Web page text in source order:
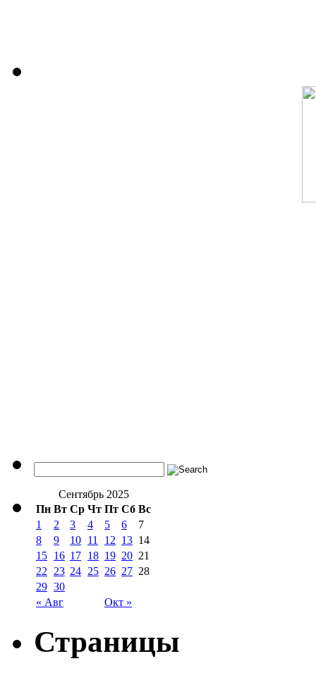
Сентябрь 2025
Пн Вт Ср Чт Пт Сб Вс
« Авг Окт »
1 2 3 4 5 6
7
8
9 10 11 12 13 14
15 16 17 18 19 20 21
22
23 24 25 26 27 28
29 30
Страницы